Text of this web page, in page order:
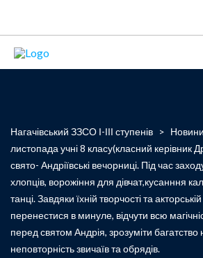
Нагачівський ЗЗСО І-ІІІ ступенів > Новини
листопада учні 8 класу(класний керівник
свято- Андріївські вечорниці. Під час
хлопців, ворожіння для дівчат,кусанння
танці. Завдяки їхній творчості та
перенестися в минуле, відчути всю
перед святом Андрія, зрозуміти багатство
неповторність звичаїв та обрядів.